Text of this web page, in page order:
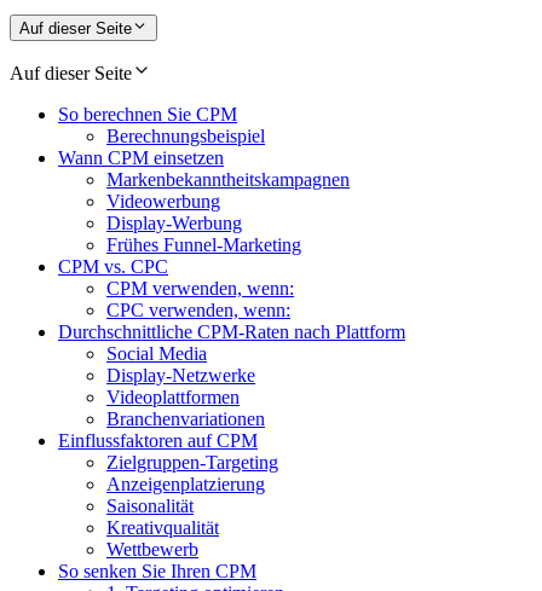
Auf dieser Seite
Auf dieser Seite
So berechnen Sie CPM
Berechnungsbeispiel
Wann CPM einsetzen
Markenbekanntheitskampagnen
Videowerbung
Display-Werbung
Frühes Funnel-Marketing
CPM vs. CPC
CPM verwenden, wenn:
CPC verwenden, wenn:
Durchschnittliche CPM-Raten nach Plattform
Social Media
Display-Netzwerke
Videoplattformen
Branchenvariationen
Einflussfaktoren auf CPM
Zielgruppen-Targeting
Anzeigenplatzierung
Saisonalität
Kreativqualität
Wettbewerb
So senken Sie Ihren CPM